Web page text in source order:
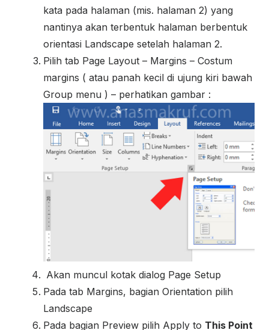
kata pada halaman (mis. halaman 2) yang
nantinya akan terbentuk halaman berbentuk
orientasi Landscape setelah halaman 2.
Pilih tab Page Layout – Margins – Costum
margins ( atau panah kecil di ujung kiri bawah
Group menu ) – perhatikan gambar :
Akan muncul kotak dialog Page Setup
Pada tab Margins, bagian Orientation pilih
Landscape
Pada bagian Preview pilih Apply to This Point